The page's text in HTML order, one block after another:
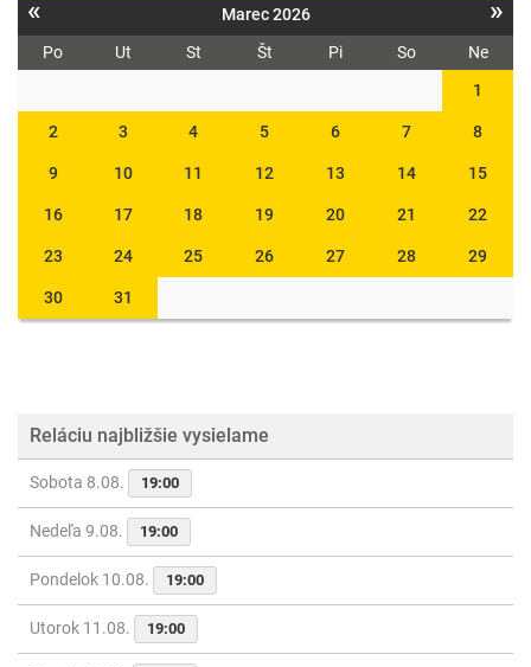
« Marec 2026 »
Po Ut St Št Pi So
Ne
1
2 3 4 5 6 7 8
9 10 11 12 13 14 15
16 17 18 19 20 21 22
23 24 25 26 27 28 29
30 31
Reláciu najbližšie vysielame
Sobota 8.08. 19:00
Nedeľa 9.08. 19:00
Pondelok 10.08. 19:00
Utorok 11.08. 19:00